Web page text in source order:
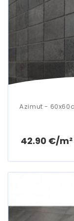
Azimut -
42.90 €/m²